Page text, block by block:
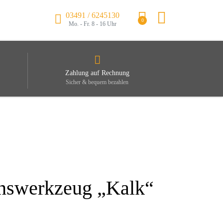
03491 / 6245130
Mo. - Fr. 8 - 16 Uhr
0
Zahlung auf Rechnung
Sicher & bequem bezahlen
„Kalk“